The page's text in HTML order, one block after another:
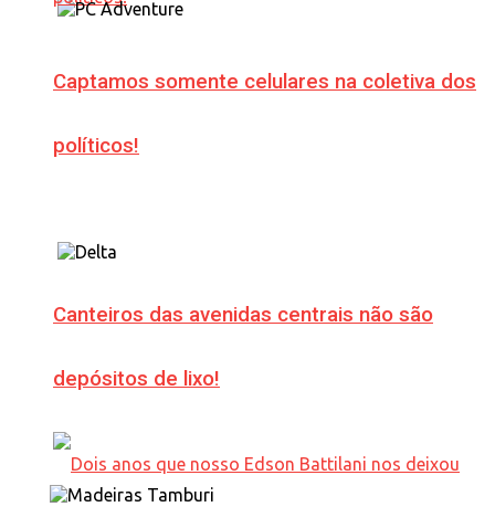
Captamos somente celulares na coletiva dos
políticos!
Canteiros das avenidas centrais não são
depósitos de lixo!